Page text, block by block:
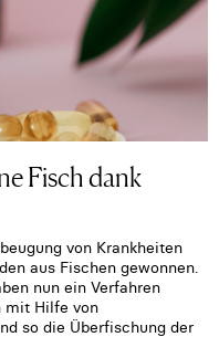
Fisch dank
von Krankheiten
aus Fischen gewonnen.
nun ein Verfahren
mit Hilfe von
so die Überfischung der